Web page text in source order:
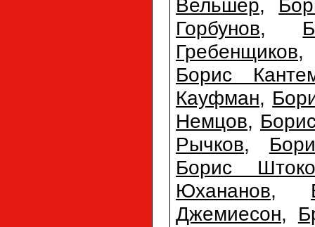
Вельшер,
Горбунов,
Гребенщиков
Борис
Кауфман,
Немцов,
Рычков,
Борис
Юхананов,
Джемиесон,